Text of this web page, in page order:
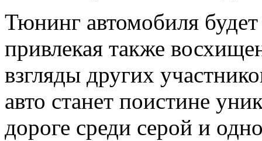
Тюнинг автомобиля
привлекая также
взгляды других
авто станет поистине
дороге среди серой и